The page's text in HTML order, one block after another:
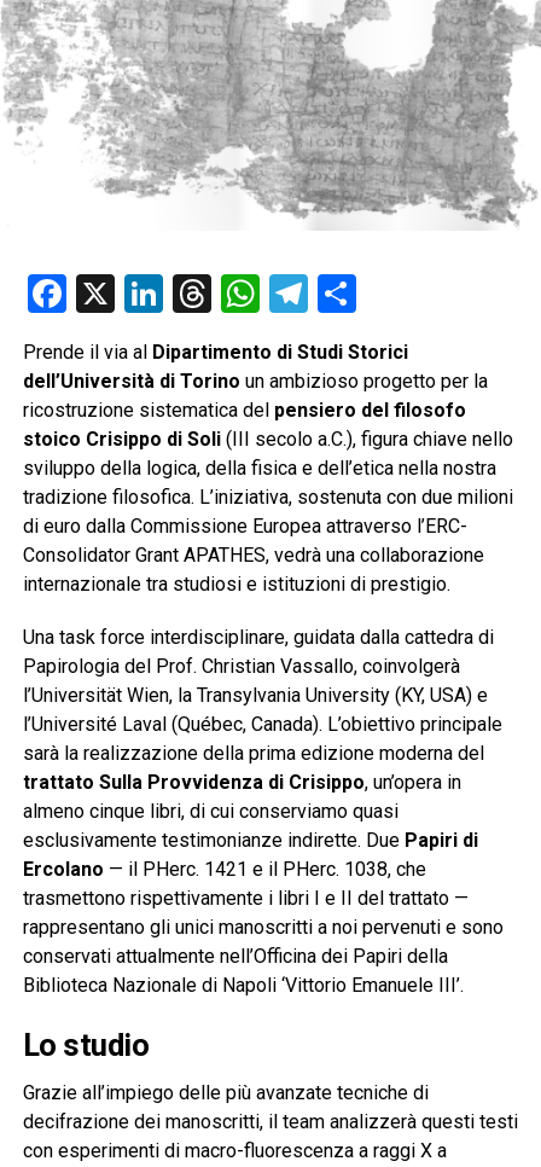
Facebook
X LinkedIn
Threads
WhatsApp
Telegram
Condividi
Prende il via al Dipartimento di Studi Storici
dell’Università di Torino un ambizioso progetto per la
ricostruzione sistematica del pensiero del filosofo
stoico Crisippo di Soli(III secolo a.C.), figura chiave nello
sviluppo della logica, della fisica e dell’etica nella nostra
tradizione filosofica. L’iniziativa, sostenuta con due milioni
di euro dalla Commissione Europea attraverso l’ERC-
Consolidator Grant APATHES, vedrà una collaborazione
internazionale tra studiosi e istituzioni di prestigio.
Una task force interdisciplinare, guidata dalla cattedra di
Papirologia del Prof. Christian Vassallo, coinvolgerà
l’Universität Wien, la Transylvania University (KY, USA) e
l’Université Laval (Québec, Canada). L’obiettivo principale
sarà la realizzazione della prima edizione moderna del
trattato Sulla Provvidenza di Crisippo, un’opera in
almeno cinque libri, di cui conserviamo quasi
esclusivamente testimonianze indirette. Due Papiri di
Ercolano — il PHerc. 1421 e il PHerc. 1038, che
trasmettono rispettivamente i libri I e II del trattato —
rappresentano gli unici manoscritti a noi pervenuti e sono
conservati attualmente nell’Officina dei Papiri della
Biblioteca Nazionale di Napoli ‘Vittorio Emanuele III’.
Lo studio
Grazie all’impiego delle più avanzate tecniche di
decifrazione dei manoscritti, il team analizzerà questi testi
con esperimenti di macro-fluorescenza a raggi X a